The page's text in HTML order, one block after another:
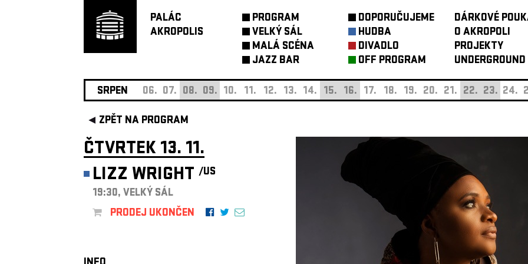
PALÁC
AKROPOLIS
PROGRAM
VELKÝ SÁL
MALÁ SCÉNA
JAZZ BAR
DOPORUČUJEME
HUDBA
DIVADLO
OFF PROGRAM
DÁRKOVÉ
O AKROPOLI
PROJEKTY
UNDERGROUND
SRPEN 06. 07. 08. 09. 10. 11. 12. 13. 14. 15. 16. 17. 18. 19. 20. 21. 22. 23. 24.
ZPĚT NA PROGRAM
ČTVRTEK 13. 11.
LIZZ WRIGHT /US
19:30, VELKÝ SÁL
PRODEJ UKONČEN